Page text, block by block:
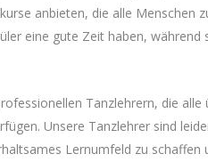
anbieten, die alle Menschen
eine gute Zeit haben, während
Tanzlehrern, die
Unsere Tanzlehrer sind
Lernumfeld zu